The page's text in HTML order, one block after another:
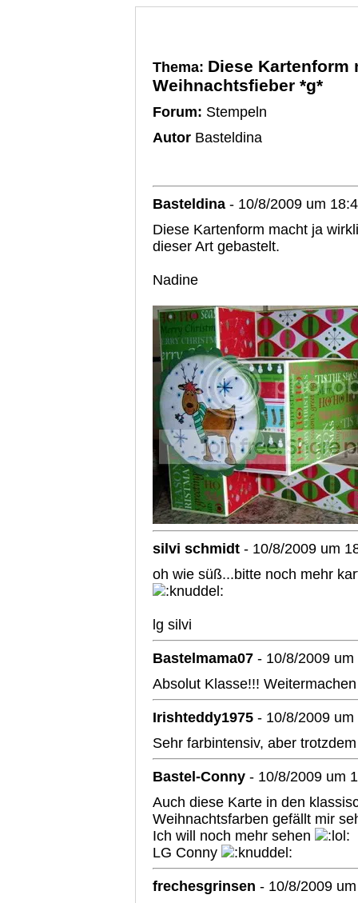
Thema: Diese Kartenform
Weihnachtsfieber *g*
Forum: Stempeln
Autor Basteldina
Basteldina - 10/8/2009 um
Diese Kartenform macht ja
dieser Art gebastelt.
Nadine
silvi schmidt - 10/8/2009 um
oh wie süß...bitte noch mehr
lg silvi
Bastelmama07 - 10/8/2009 um
Absolut Klasse!!!
Irishteddy1975 - 10/8/2009 um
Sehr farbintensiv, aber
Bastel-Conny - 10/8/2009 um
Auch diese Karte in den
Weihnachtsfarben gefällt mir
Ich will noch mehr sehen
LG Conny
frechesgrinsen - 10/8/2009